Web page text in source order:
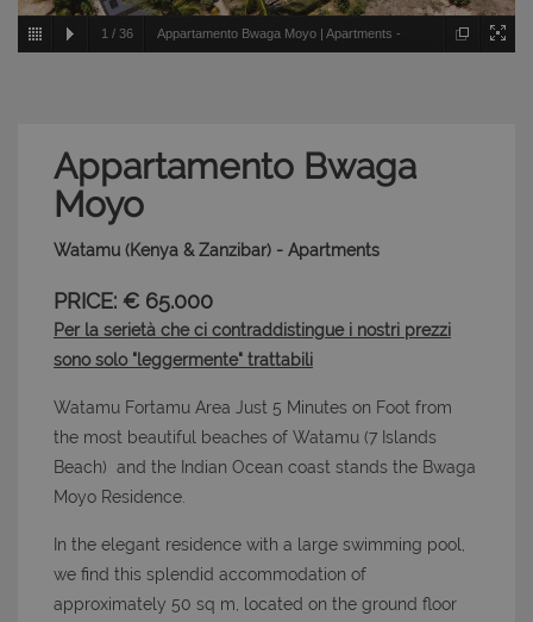
1 / 36 Appartamento Bwaga Moyo | Apartments -
Appartamento Bwaga
Moyo
Watamu (Kenya & Zanzibar) - Apartments
PRICE: € 65.000
Per la serietà che ci contraddistingue i nostri prezzi
sono solo "leggermente" trattabili
Watamu Fortamu Area Just 5 Minutes on Foot from
the most beautiful beaches of Watamu (7 Islands
Beach) and the Indian Ocean coast stands the Bwaga
Moyo Residence.
In the elegant residence with a large swimming pool,
we find this splendid accommodation of
approximately 50 sq m, located on the ground floor